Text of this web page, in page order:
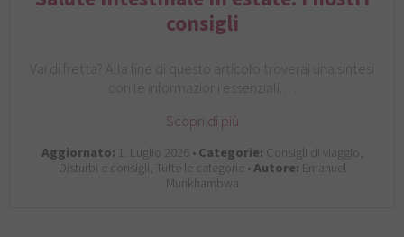
consigli
Vai di fretta? Alla fine di questo articolo troverai una sintesi
con le informazioni essenziali.…
Scopri di più
Aggiornato: 1. Luglio 2026 •Categorie: Consigli di viaggio,
Disturbi e consigli, Tutte le categorie •Autore: Emanuel
Munkhambwa